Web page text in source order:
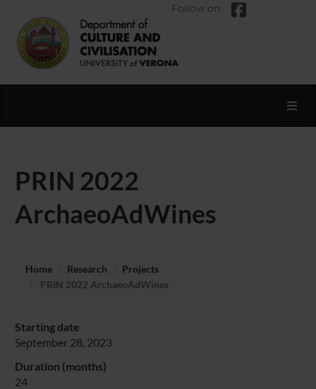
Follow on
PRIN 2022
ArchaeoAdWines
Home Research
Projects
PRIN 2022 ArchaeoAdWines
Starting date
September 28, 2023
Duration (months)
24